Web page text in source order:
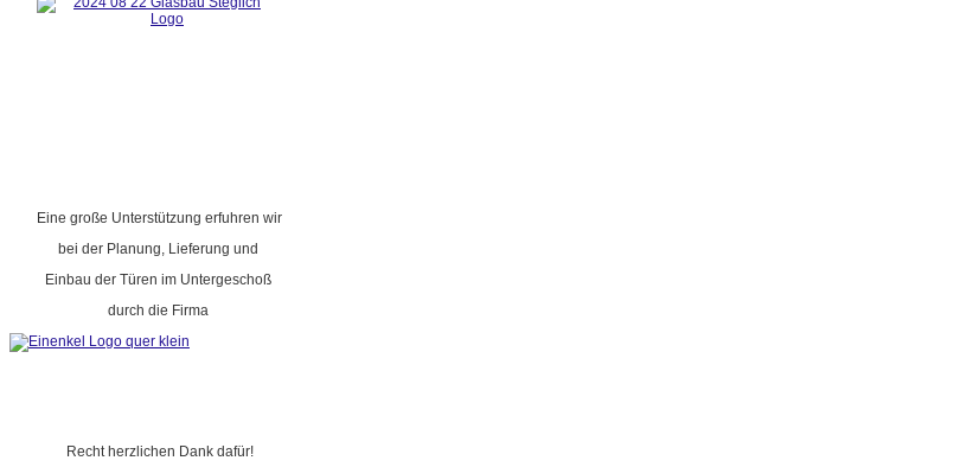
Eine große Unterstützung erfuhren wir
bei der Planung, Lieferung und
Einbau der Türen im Untergeschoß
durch die Firma
Recht herzlichen Dank dafür!